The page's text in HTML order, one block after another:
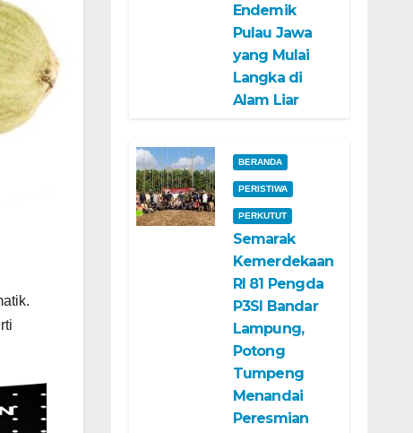
Endemik
Pulau Jawa
yang Mulai
Langka di
Alam Liar
BERANDA
PERISTIWA
PERKUTUT
Semarak
Kemerdekaan
RI 81 Pengda
P3SI Bandar
Lampung,
Potong
Tumpeng
Menandai
Peresmian